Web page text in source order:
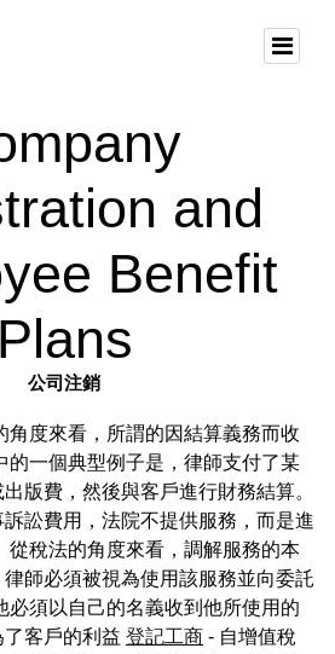
and
Benefit
Plans
公司注銷
角度來看，所謂的因結算義務而收
的一個典型例子是，律師支付了某
版費，然後與客戶進行財務結算。
訟費用，法院不提供服務，而是進
從稅法的角度來看，調解服務的本
師必須被視為使用該服務並向委託
必須以自己的名義收到他所使用的
客戶的利益 登記工商 - 自增值稅